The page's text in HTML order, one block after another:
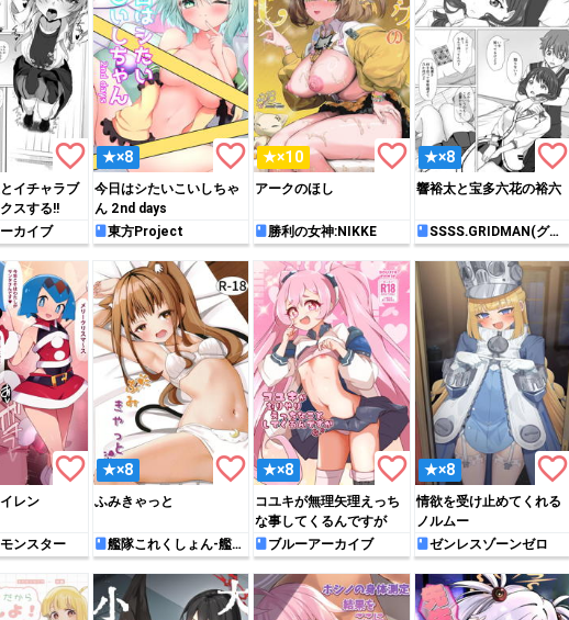
favorite_border
イチャラブ
スする!!
カイブ
★×8 favorite_border
今日はシたいこいしちゃ
ん 2nd days
東方Project
★×10 favorite_border
アークのほし
勝利の女神:NIKKE
★×8 favorite_border
響裕太と宝多六花の裕六
SSSS.GRIDMAN(グリ
ッドマン)
favorite_border
レン
ンスター
★×8 favorite_border
ふみきゃっと
艦隊これくしょん-艦こ
れ-
★×8 favorite_border
コユキが無理矢理えっち
な事してくるんですが
ブルーアーカイブ
★×8 favorite_border
情欲を受け止めてくれる
ノルムー
ゼンレスゾーンゼロ